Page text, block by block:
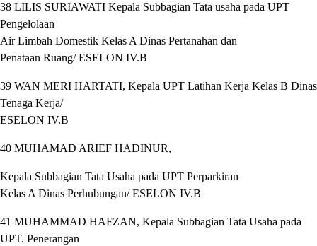
38 LILIS SURIAWATI Kepala Subbagian Tata usaha pada UPT
Pengelolaan
Air Limbah Domestik Kelas A Dinas Pertanahan dan
Penataan Ruang/ ESELON IV.B
39 WAN MERI HARTATI, Kepala UPT Latihan Kerja Kelas B Dinas
Tenaga Kerja/
ESELON IV.B
40 MUHAMAD ARIEF HADINUR,
Kepala Subbagian Tata Usaha pada UPT Perparkiran
Kelas A Dinas Perhubungan/ ESELON IV.B
41 MUHAMMAD HAFZAN, Kepala Subbagian Tata Usaha pada
UPT. Penerangan